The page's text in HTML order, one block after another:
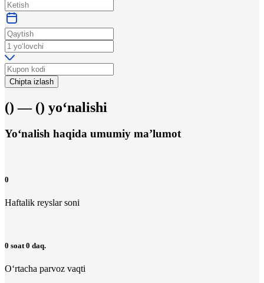
Chipta izlash
() — () yo‘nalishi
Yo‘nalish haqida umumiy ma’lumot
0
Haftalik reyslar soni
0 soat 0 daq.
O‘rtacha parvoz vaqti